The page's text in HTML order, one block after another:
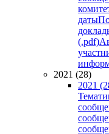
даты
(.pdf)
2021 (28)
2021